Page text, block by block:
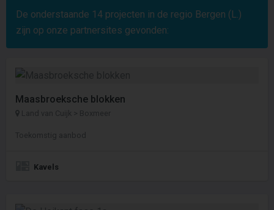
De onderstaande 14 projecten in de regio Bergen (L.)
zijn op onze partnersites gevonden:
Maasbroeksche blokken
Land van Cuijk > Boxmeer
Toekomstig aanbod
Kavels